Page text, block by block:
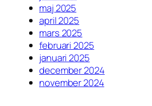
maj 2025
april 2025
mars 2025
februari 2025
januari 2025
december 2024
november 2024